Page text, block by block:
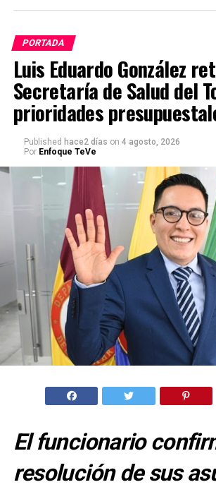
PORTADA
Luis Eduardo González
Secretaría de Salud del
prioridades
Published hace2 días on 4 agosto, 2026
Por Enfoque TeVe
El funcionario
resolución de sus